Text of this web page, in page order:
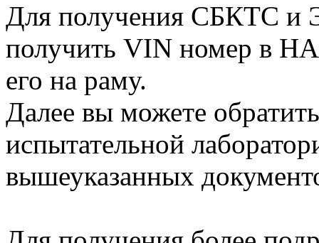
Для получения СБКТС и
получить VIN номер в
его на раму.
Далее вы можете
испытательной
вышеуказанных